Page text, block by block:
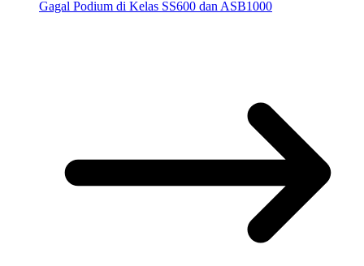
Gagal Podium di Kelas SS600 dan ASB1000